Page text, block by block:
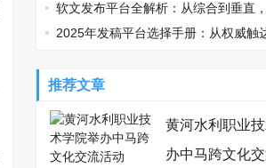
段适配指南
软文发布平台全解析：从综合到垂直
你的传播利器
2025年发稿平台选择手册：从权威触
推荐文章
黄河水利职业
办中马跨文化